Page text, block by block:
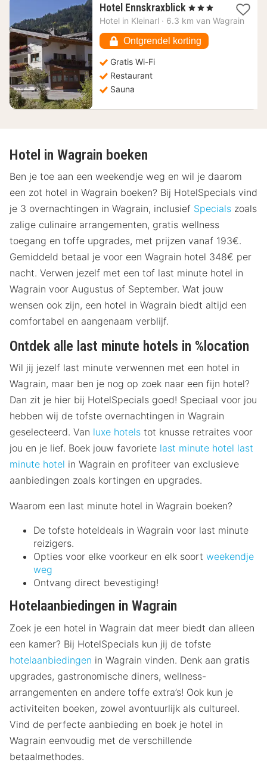
Hotel Ennskraxblick 1
nacht
163
€
, 3 Sterren
Hotel in Kleinarl · 6.3 km van Wagrain
Ontgrendel korting
Gratis Wi-Fi
Restaurant
Sauna
Hotel in Wagrain boeken
Ben je toe aan een weekendje weg en wil je daarom
een zot hotel in Wagrain boeken? Bij HotelSpecials vind
je 3 overnachtingen in Wagrain, inclusief Specials zoals
zalige culinaire arrangementen, gratis wellness
toegang en toffe upgrades, met prijzen vanaf 193€.
Gemiddeld betaal je voor een Wagrain hotel 348€ per
nacht. Verwen jezelf met een tof last minute hotel in
Wagrain voor Augustus of September. Wat jouw
wensen ook zijn, een hotel in Wagrain biedt altijd een
comfortabel en aangenaam verblijf.
Ontdek alle last minute hotels in %location
Wil jij jezelf last minute verwennen met een hotel in
Wagrain, maar ben je nog op zoek naar een fijn hotel?
Dan zit je hier bij HotelSpecials goed! Speciaal voor jou
hebben wij de tofste overnachtingen in Wagrain
geselecteerd. Van luxe hotels tot knusse retraites voor
jou en je lief. Boek jouw favoriete last minute hotel last
minute hotel in Wagrain en profiteer van exclusieve
aanbiedingen zoals kortingen en upgrades.
Waarom een last minute hotel in Wagrain boeken?
De tofste hoteldeals in Wagrain voor last minute
reizigers.
Opties voor elke voorkeur en elk soort weekendje
weg
Ontvang direct bevestiging!
Hotelaanbiedingen in Wagrain
Zoek je een hotel in Wagrain dat meer biedt dan alleen
een kamer? Bij HotelSpecials kun jij de tofste
hotelaanbiedingen in Wagrain vinden. Denk aan gratis
upgrades, gastronomische diners, wellness-
arrangementen en andere toffe extra’s! Ook kun je
activiteiten boeken, zowel avontuurlijk als cultureel.
Vind de perfecte aanbieding en boek je hotel in
Wagrain eenvoudig met de verschillende
betaalmethodes.